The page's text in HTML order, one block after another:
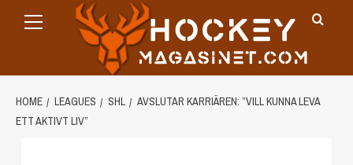
Menu
HOME LEAGUES SHL
AVSLUTAR KARRIÄREN: ”VILL KUNNA LEVA
ETT AKTIVT LIV”